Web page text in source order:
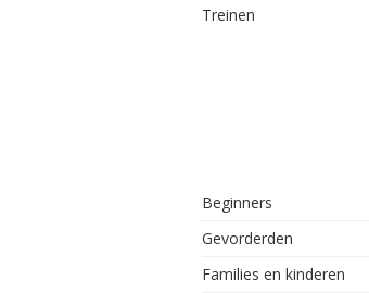
Treinen
Beginners
Gevorderden
Families en kinderen